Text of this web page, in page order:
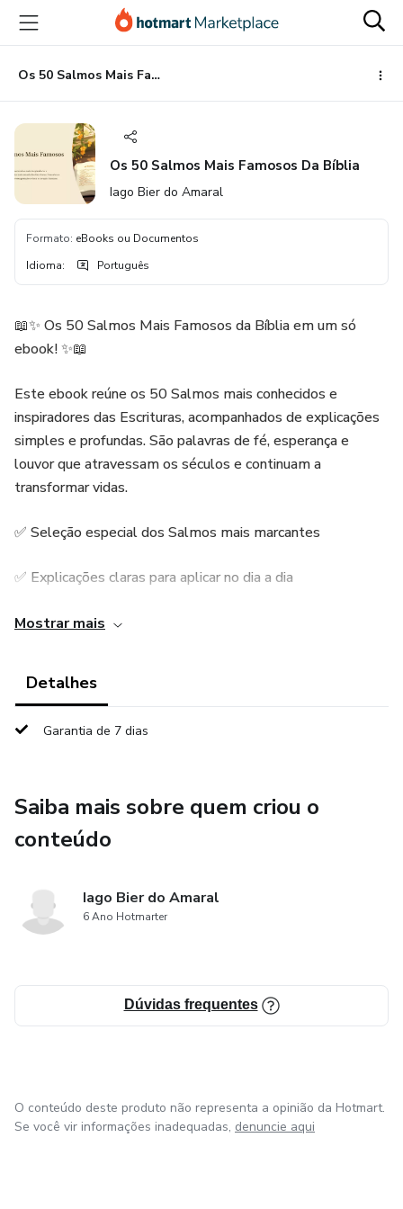
para
conteúdo
principal
para
pagamento
para
rodapé
Os 50 Salmos Mais Famosos Da Bíblia
Os 50 Salmos Mais Famosos Da Bíblia
Iago Bier do Amaral
Formato: eBooks ou Documentos
Idioma: Português
📖✨ Os 50 Salmos Mais Famosos da Bíblia em um só
ebook! ✨📖
Este ebook reúne os 50 Salmos mais conhecidos e
inspiradores das Escrituras, acompanhados de explicações
simples e profundas. São palavras de fé, esperança e
louvor que atravessam os séculos e continuam a
transformar vidas.
✅ Seleção especial dos Salmos mais marcantes
✅ Explicações claras para aplicar no dia a dia
✅ Ideal para momentos de oração, estudo ou reflexão
✅ Um guia espiritual para fortalecer sua fé e encontrar paz
Mostrar mais
Detalhes
Garantia de 7 dias
Saiba mais sobre quem criou o
conteúdo
Iago Bier do Amaral
6 Ano Hotmarter
Dúvidas frequentes
O conteúdo deste produto não representa a opinião da Hotmart.
Se você vir informações inadequadas, denuncie aqui